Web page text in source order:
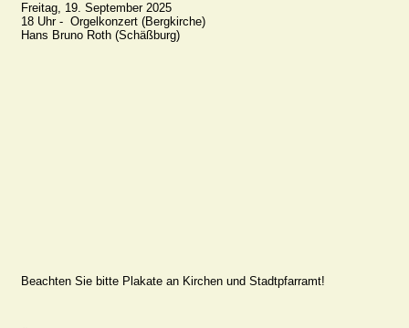
Freitag, 19. September 2025
18 Uhr -  Orgelkonzert (Bergkirche)
Hans Bruno Roth (Schäßburg)
Beachten Sie bitte Plakate an Kirchen und Stadtpfarramt!